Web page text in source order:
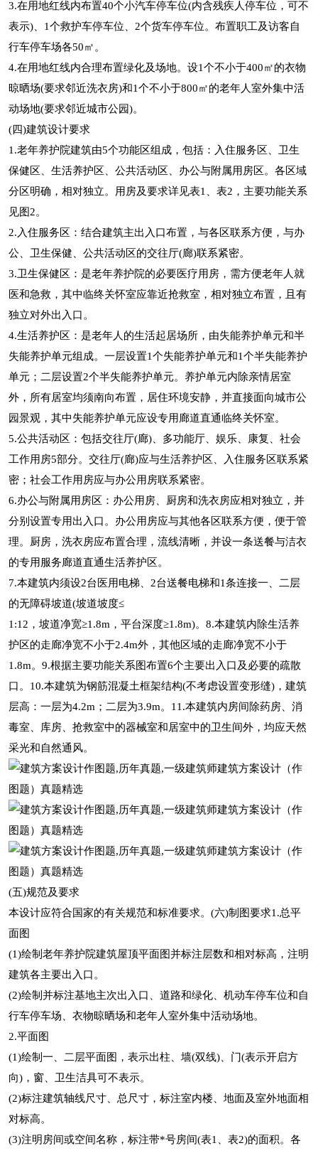
3.在用地红线内布置40个小汽车停车位(内含残疾人停车位，可不
表示)、1个救护车停车位、2个货车停车位。布置职工及访客自
行车停车场各50㎡。
4.在用地红线内合理布置绿化及场地。设1个不小于400㎡的衣物
晾晒场(要求邻近洗衣房)和1个不小于800㎡的老年人室外集中活
动场地(要求邻近城市公园)。
(四)建筑设计要求
1.老年养护院建筑由5个功能区组成，包括：入住服务区、卫生
保健区、生活养护区、公共活动区、办公与附属用房区。各区域
分区明确，相对独立。用房及要求详见表1、表2，主要功能关系
见图2。
2.入住服务区：结合建筑主出入口布置，与各区联系方便，与办
公、卫生保健、公共活动区的交往厅(廊)联系紧密。
3.卫生保健区：是老年养护院的必要医疗用房，需方便老年人就
医和急救，其中临终关怀室应靠近抢救室，相对独立布置，且有
独立对外出入口。
4.生活养护区：是老年人的生活起居场所，由失能养护单元和半
失能养护单元组成。一层设置1个失能养护单元和1个半失能养护
单元；二层设置2个半失能养护单元。养护单元内除亲情居室
外，所有居室均须南向布置，居住环境安静，并直接面向城市公
园景观，其中失能养护单元应设专用廊道直通临终关怀室。
5.公共活动区：包括交往厅(廊)、多功能厅、娱乐、康复、社会
工作用房5部分。交往厅(廊)应与生活养护区、入住服务区联系紧
密；社会工作用房应与办公用房联系紧密。
6.办公与附属用房区：办公用房、厨房和洗衣房应相对独立，并
分别设置专用出入口。办公用房应与其他各区联系方便，便于管
理。厨房，洗衣房应布置合理，流线清晰，并设一条送餐与洁衣
的专用服务廊道直通生活养护区。
7.本建筑内须设2台医用电梯、2台送餐电梯和1条连接一、二层
的无障碍坡道(坡道坡度≤
1:12，坡道净宽≥1.8m，平台深度≥1.8m)。8.本建筑内除生活养
护区的走廊净宽不小于2.4m外，其他区域的走廊净宽不小于
1.8m。9.根据主要功能关系图布置6个主要出入口及必要的疏散
口。10.本建筑为钢筋混凝土框架结构(不考虑设置变形缝)，建筑
层高：一层为4.2m；二层为3.9m。11.本建筑内房间除药房、消
毒室、库房、抢救室中的器械室和居室中的卫生间外，均应天然
采光和自然通风。
(五)规范及要求
本设计应符合国家的有关规范和标准要求。(六)制图要求1.总平
面图
(1)绘制老年养护院建筑屋顶平面图并标注层数和相对标高，注明
建筑各主要出入口。
(2)绘制并标注基地主次出入口、道路和绿化、机动车停车位和自
行车停车场、衣物晾晒场和老年人室外集中活动场地。
2.平面图
(1)绘制一、二层平面图，表示出柱、墙(双线)、门(表示开启方
向)，窗、卫生洁具可不表示。
(2)标注建筑轴线尺寸、总尺寸，标注室内楼、地面及室外地面相
对标高。
(3)注明房间或空间名称，标注带*号房间(表1、表2)的面积。各